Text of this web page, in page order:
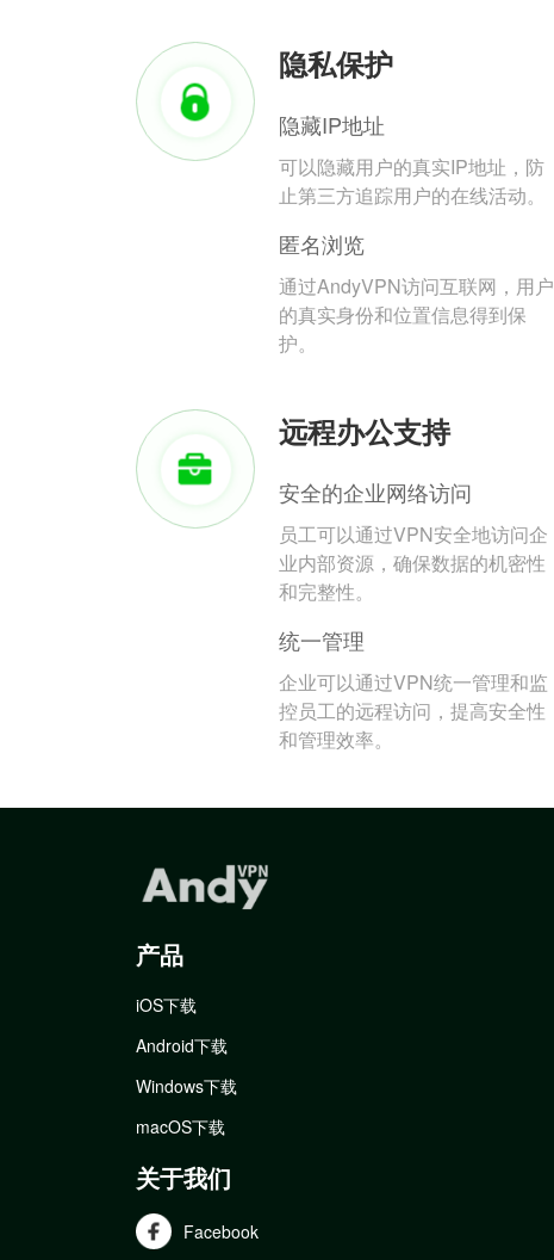
隐私保护
隐藏IP地址
可以隐藏用户的真实IP地址，防
止第三方追踪用户的在线活动。
匿名浏览
通过AndyVPN访问互联网，用户
的真实身份和位置信息得到保
护。
远程办公支持
安全的企业网络访问
员工可以通过VPN安全地访问企
业内部资源，确保数据的机密性
和完整性。
统一管理
企业可以通过VPN统一管理和监
控员工的远程访问，提高安全性
和管理效率。
产品
iOS下载
Android下载
Windows下载
macOS下载
关于我们
Facebook